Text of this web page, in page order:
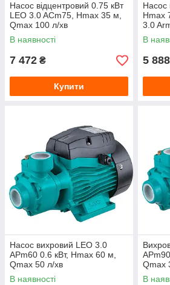
Насос відцентровий 0.75 кВт
LEO 3.0 ACm75, Hmax 35 м,
Qmax 100 л/хв
В наявності
7 472 ₴
Купити
Насос
Hmax
3.0
В
5 888
Насос вихровий LEO 3.0
APm60 0.6 кВт, Hmax 60 м,
Qmax 50 л/хв
В наявності
Qmax
В